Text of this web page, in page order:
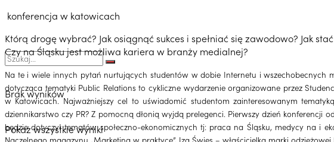
Brak wyników
Pokaż wszystkie wyniki
konferencja w katowicach
Którą drogę wybrać? Jak osiągnąć sukces i spełniać się zawodowo? Jak
Czy na Śląsku jest możliwa kariera w branży medialnej?
Na te i wiele innych pytań nurtujących studentów w dobie Internetu i wszechobecnych
dotycząca tematyki Public Relations to cykliczne wydarzenie organizowane przez
w Katowicach. Najważniejszy cel to uświadomić studentom zainteresowanym
dziennikarstwo czy PR? Z pomocną dłonią wyjdą prelegenci. Pierwszy dzień konferencji
będzie dotyczył tematów społeczno-ekonomicznych tj: praca na Śląsku, medycy na i